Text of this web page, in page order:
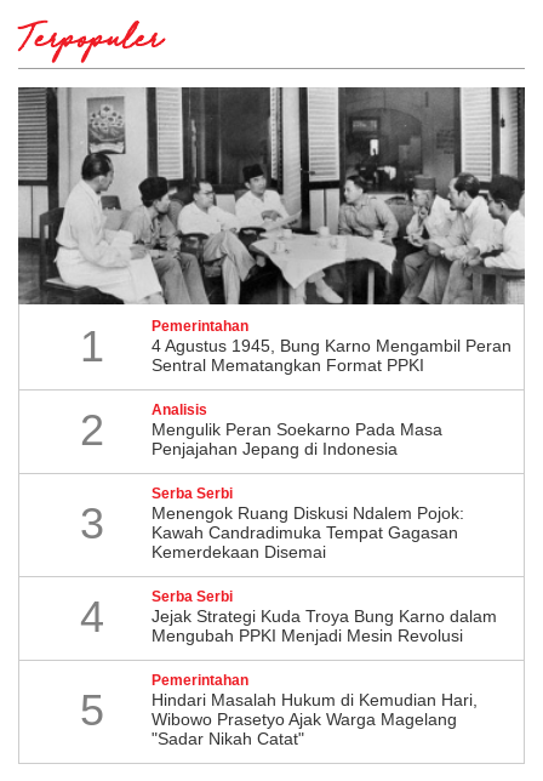
Terpopuler
1 Pemerintahan
4 Agustus 1945, Bung Karno Mengambil Peran
Sentral Mematangkan Format PPKI
2 Analisis
Mengulik Peran Soekarno Pada Masa
Penjajahan Jepang di Indonesia
3
Serba Serbi
Menengok Ruang Diskusi Ndalem Pojok:
Kawah Candradimuka Tempat Gagasan
Kemerdekaan Disemai
4 Serba Serbi
Jejak Strategi Kuda Troya Bung Karno dalam
Mengubah PPKI Menjadi Mesin Revolusi
5
Pemerintahan
Hindari Masalah Hukum di Kemudian Hari,
Wibowo Prasetyo Ajak Warga Magelang
"Sadar Nikah Catat"